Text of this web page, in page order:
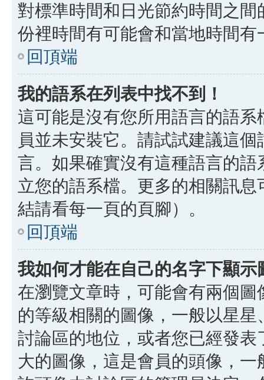
對標準時間和日光節約時間之
份裡時間有可能會和當地時間
回頂端
我的語系在列表中找不到！
這可能是沒有您所用語言的語
員並未安裝它。請試試建議這
言。如果確實沒有這種語言的
立您的語系檔。更多的相關訊
結請看每一頁的頁腳）。
回頂端
我如何才能在自己的名字下顯示
在瀏覽文章時，可能會有兩個
的等級相關的圖像，一般以星
討論區的地位，或者您已經發
大的圖像，這是會員的頭像，